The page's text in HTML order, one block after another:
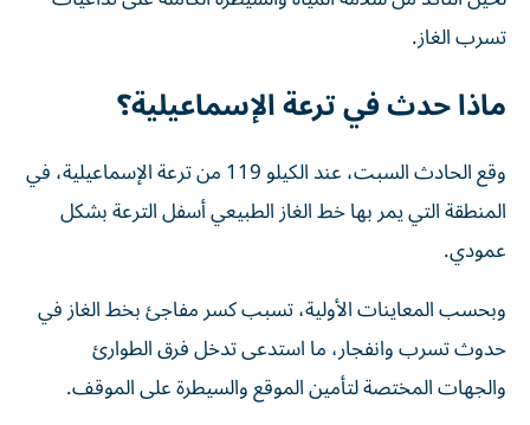
تسرب الغاز.
ماذا حدث في ترعة الإسماعيلية؟
وقع الحادث السبت، عند الكيلو 119 من ترعة الإسماعيلية، في
المنطقة التي يمر بها خط الغاز الطبيعي أسفل الترعة بشكل
عمودي.
وبحسب المعاينات الأولية، تسبب كسر مفاجئ بخط الغاز في
حدوث تسرب وانفجار، ما استدعى تدخل فرق الطوارئ
والجهات المختصة لتأمين الموقع والسيطرة على الموقف.